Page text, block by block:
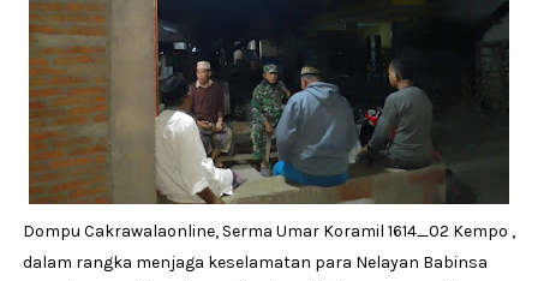
Dompu Cakrawalaonline, Serma Umar Koramil 1614_02 Kempo ,
dalam rangka menjaga keselamatan para Nelayan Babinsa